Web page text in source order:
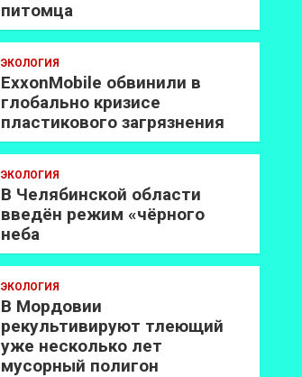
питомца
ЭКОЛОГИЯ
ExxonMobilе обвинили в
глобально кризисе
пластикового загрязнения
ЭКОЛОГИЯ
В Челябинской области
введён режим «чёрного
неба
ЭКОЛОГИЯ
В Мордовии
рекультивируют тлеющий
уже несколько лет
мусорный полигон